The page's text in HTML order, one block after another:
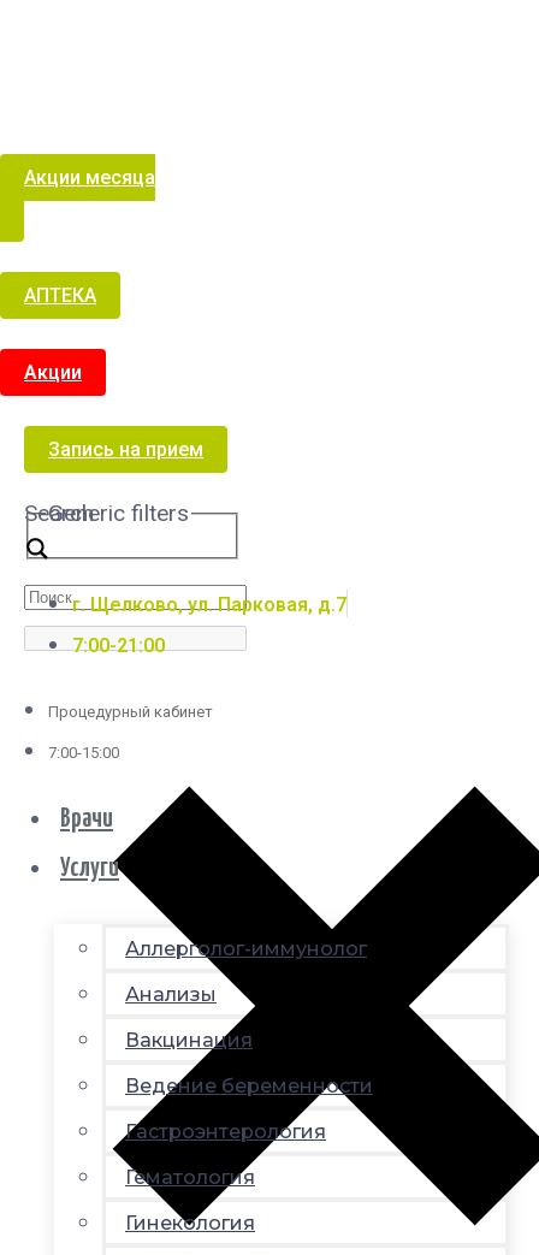
Акции месяца
АПТЕКА
Акции
Запись на прием
Search
Generic filters
г. Щелково, ул. Парковая, д.7
7:00-21:00
Процедурный кабинет
7:00-15:00
Врачи
Услуги
Аллерголог-иммунолог
Анализы
Вакцинация
Ведение беременности
Гастроэнтерология
Гематология
Гинекология